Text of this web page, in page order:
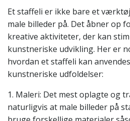
Et staffeli er ikke bare et
male billeder på. Det åbner op
kreative aktiviteter, der kan
kunstneriske udvikling. Her er
hvordan et staffeli kan
kunstneriske udfoldelser:
1. Maleri: Det mest oplagte og
naturligvis at male billeder på